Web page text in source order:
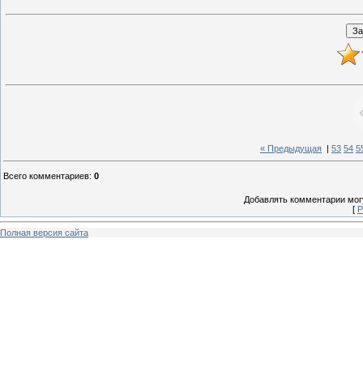
« Предыдущая 53 54
Всего комментариев: 0
Добавлять комментарии
[
Полная версия сайта